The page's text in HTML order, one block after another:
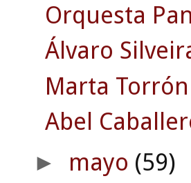
Orquesta
Álvaro
Marta
Abel
► mayo (59)